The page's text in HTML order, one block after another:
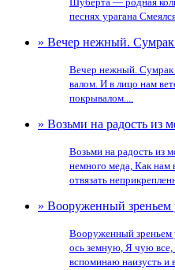
песнях урагана
» Вечер нежный.
Вечер нежный. Сумрак
валом. И в лицо нам
покрывалом....
» Возьми на радость из
Возьми на радость из
немного меда, Как
отвязать
» Вооруженный зреньем
Вооруженный зреньем
ось земную, Я чую все,
вспоминаю наизусть и